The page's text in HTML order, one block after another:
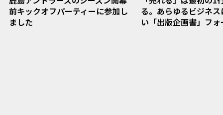
前キックオフパーティーに参加し
ました
る。あらゆるビジネ
い「出版企画書」フ